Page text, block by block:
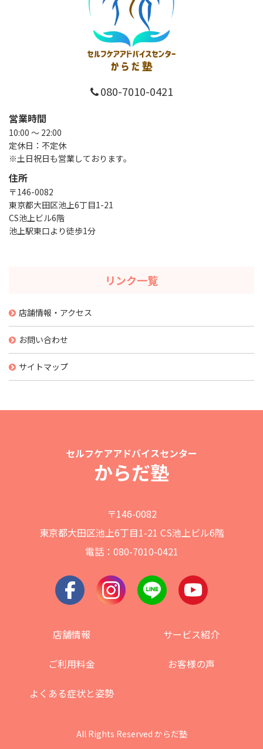
080-7010-0421
営業時間
10:00 ～ 22:00
定休日：不定休
※土日祝日も営業しております。
住所
〒146-0082
東京都大田区池上6丁目1-21
CS池上ビル6階
池上駅東口より徒歩1分
リンク一覧
店舗情報・アクセス
お問い合わせ
サイトマップ
セルフケアアドバイスセンター
からだ塾
〒146-0082
東京都大田区池上6丁目1-21 CS池上ビル6階
電話：080-7010-0421
店舗情報 サービス紹介
ご利用料金 お客様の声
よくある症状と姿勢
All Rights Reserved からだ塾